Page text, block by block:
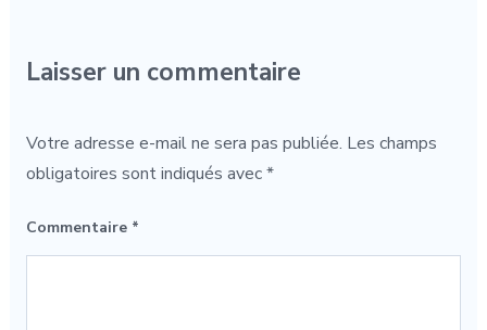
Laisser un commentaire
Votre adresse e-mail ne sera pas publiée. Les champs
obligatoires sont indiqués avec*
Commentaire *